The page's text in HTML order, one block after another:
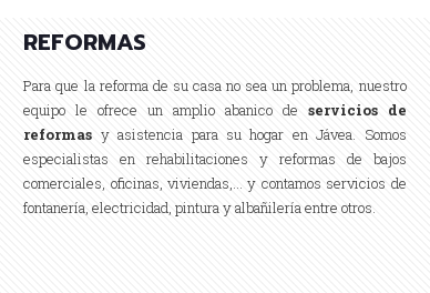
REFORMAS
Para que la reforma de su casa no sea un problema, nuestro
equipo le ofrece un amplio abanico de servicios de
reformas y asistencia para su hogar en Jávea. Somos
especialistas en rehabilitaciones y reformas de bajos
comerciales, oficinas, viviendas,… y contamos servicios de
fontanería, electricidad, pintura y albañilería entre otros.